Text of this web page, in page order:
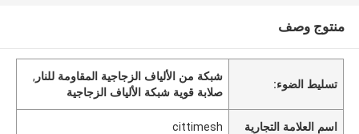
منتوج وصف
تسليط الضوء:
شبكة من الألياف الزجاجية المقاومة للنار ,
صلابة قوية شبكة الألياف الزجاجية
اسم العلامة التجارية cittimesh